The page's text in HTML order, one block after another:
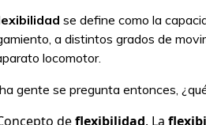
se define como la
a distintos grados de
locomotor.
gente se pregunta entonces,
deflexibilidad. La